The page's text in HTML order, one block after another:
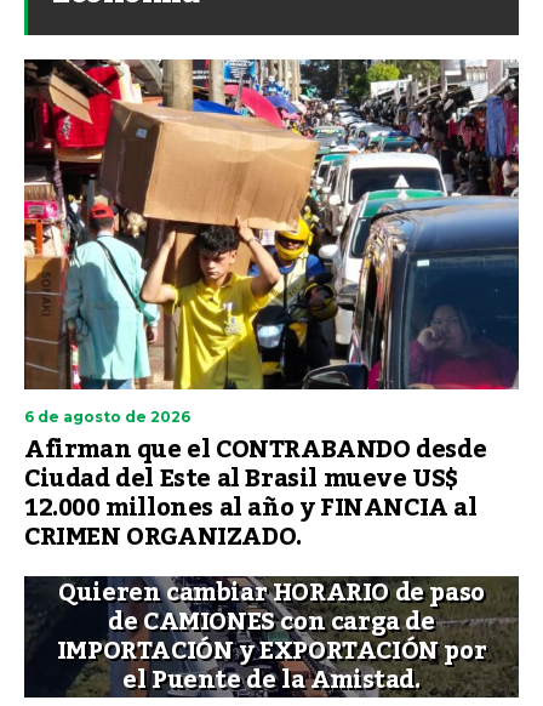
6 de agosto de 2026
Afirman que el CONTRABANDO desde
Ciudad del Este al Brasil mueve US$
12.000 millones al año y FINANCIA al
CRIMEN ORGANIZADO.
Quieren cambiar HORARIO de paso
de CAMIONES con carga de
IMPORTACIÓN y EXPORTACIÓN por
el Puente de la Amistad.